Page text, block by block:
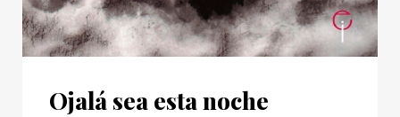
Ojalá sea esta noche